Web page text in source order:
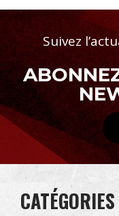
Suivez
CATÉGORIES